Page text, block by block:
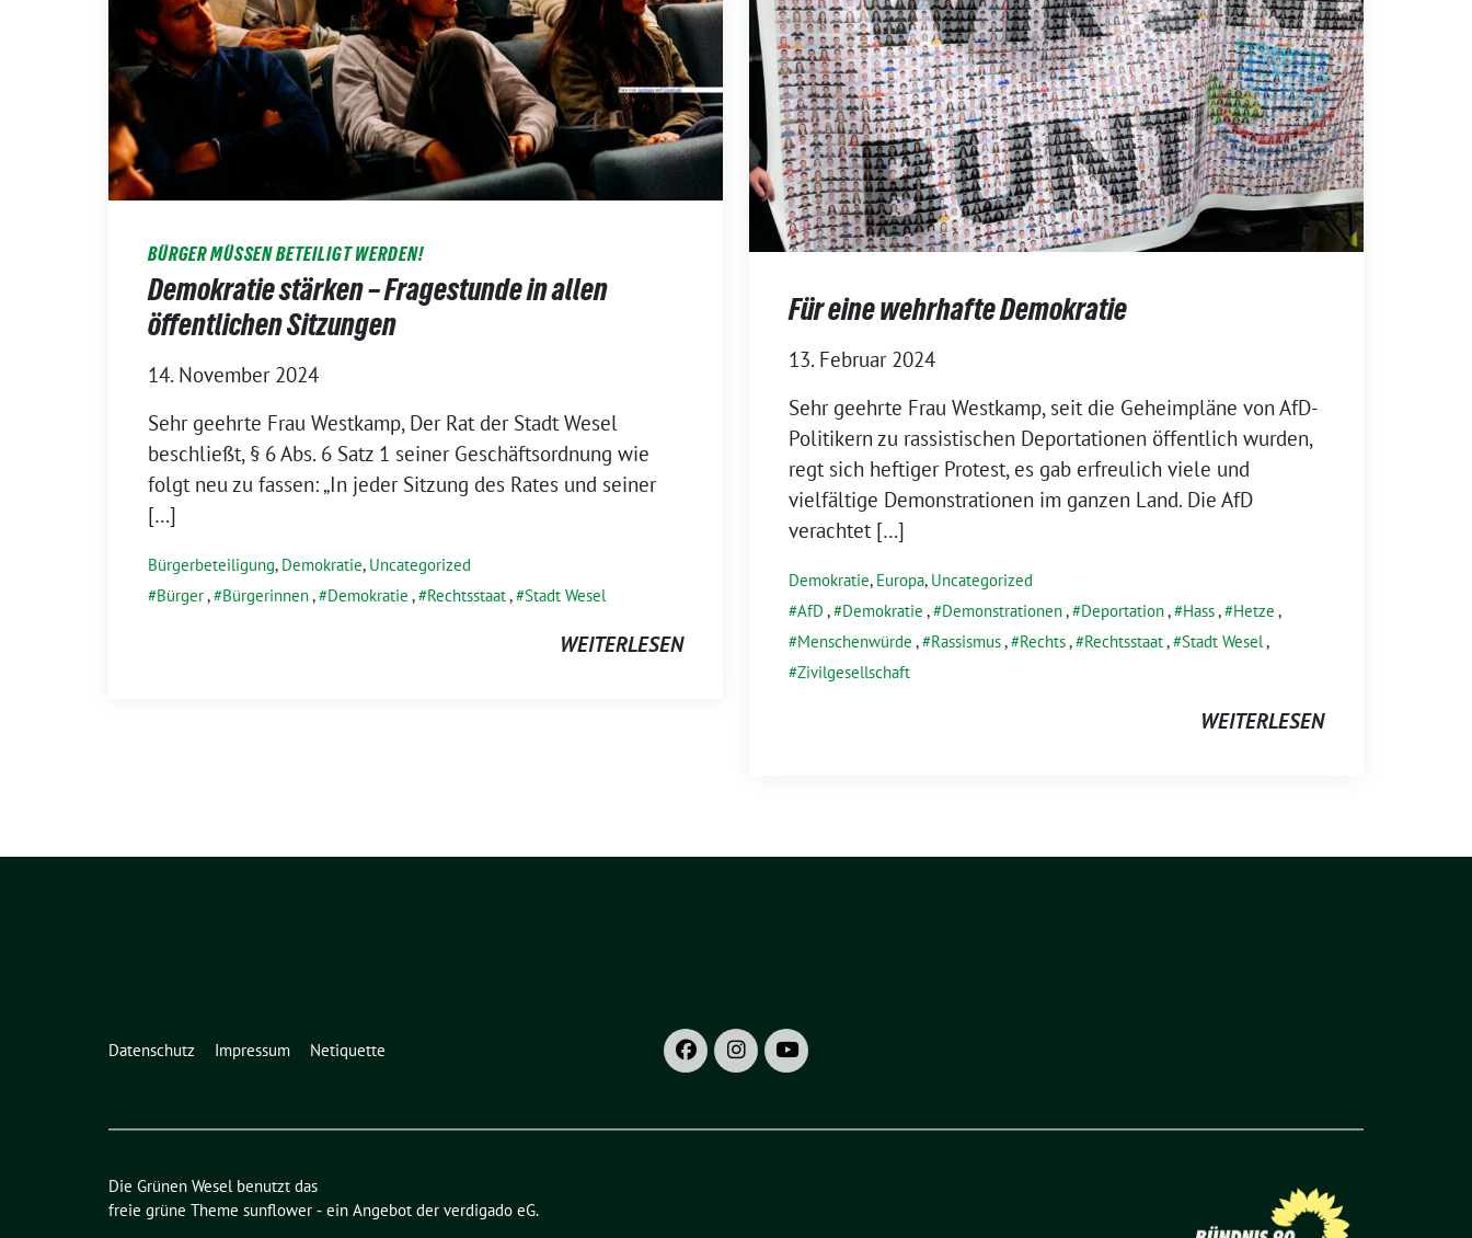
BÜRGER MÜSSEN BETEILIGT WERDEN!
Demokratie stärken – Fragestunde in allen
öffentlichen Sitzungen
14. November 2024
Sehr geehrte Frau Westkamp, Der Rat der Stadt Wesel
beschließt, § 6 Abs. 6 Satz 1 seiner Geschäftsordnung wie
folgt neu zu fassen: „In jeder Sitzung des Rates und seiner
[…]
Bürgerbeteiligung, Demokratie, Uncategorized
Bürger, Bürgerinnen, Demokratie , Rechtsstaat, Stadt Wesel
WEITERLESEN
Für eine wehrhafte Demokratie
13. Februar 2024
Sehr geehrte Frau Westkamp, seit die Geheimpläne von AfD-
Politikern zu rassistischen Deportationen öffentlich wurden,
regt sich heftiger Protest, es gab erfreulich viele und
vielfältige Demonstrationen im ganzen Land. Die AfD
verachtet […]
Demokratie, Europa, Uncategorized
AfD , Demokratie , Demonstrationen, Deportation, Hass, Hetze ,
Menschenwürde , Rassismus, Rechts, Rechtsstaat, Stadt Wesel ,
Zivilgesellschaft
WEITERLESEN
Datenschutz Impressum Netiquette
Die Grünen Wesel benutzt das
freie grüne Theme sunflower ‐ ein Angebot der verdigado eG.